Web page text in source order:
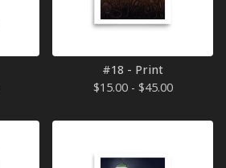
#18 - Print
$15.00 - $45.00